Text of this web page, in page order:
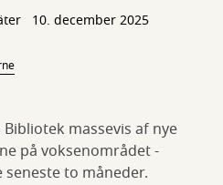
10. december 2025
massevis af nye
på voksenområdet -
to måneder.